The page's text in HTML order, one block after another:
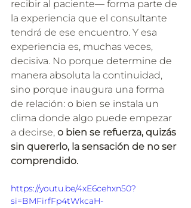
recibir al paciente— forma parte de
la experiencia que el consultante
tendrá de ese encuentro. Y esa
experiencia es, muchas veces,
decisiva. No porque determine de
manera absoluta la continuidad,
sino porque inaugura una forma
de relación: o bien se instala un
clima donde algo puede empezar
a decirse, o bien se refuerza, quizás
sin quererlo, la sensación de no ser
comprendido.
https://youtu.be/4xE6cehxn50?
si=BMFirfFp4tWkcaH-